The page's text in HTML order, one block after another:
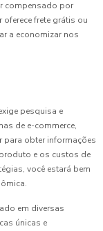
compensado por
oferece frete grátis ou
a economizar nos
pesquisa e
de e-commerce,
para obter informações
e os custos de
você estará bem
em diversas
únicas e